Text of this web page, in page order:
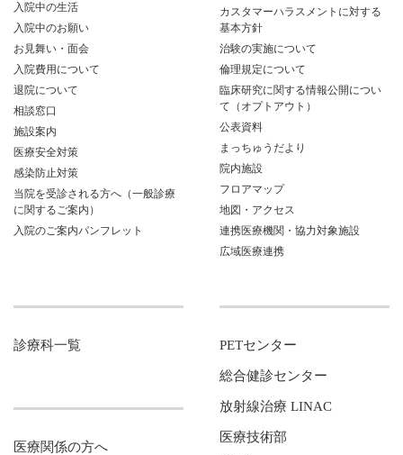
入院中の生活
入院中のお願い
お見舞い・面会
入院費用について
退院について
相談窓口
施設案内
医療安全対策
感染防止対策
当院を受診される方へ（一般診療
に関するご案内）
入院のご案内パンフレット
カスタマーハラスメントに対する
基本方針
治験の実施について
倫理規定について
臨床研究に関する情報公開につい
て（オプトアウト）
公表資料
まっちゅうだより
院内施設
フロアマップ
地図・アクセス
連携医療機関・協力対象施設
広域医療連携
診療科一覧
医療関係の方へ
PETセンター
総合健診センター
放射線治療 LINAC
医療技術部